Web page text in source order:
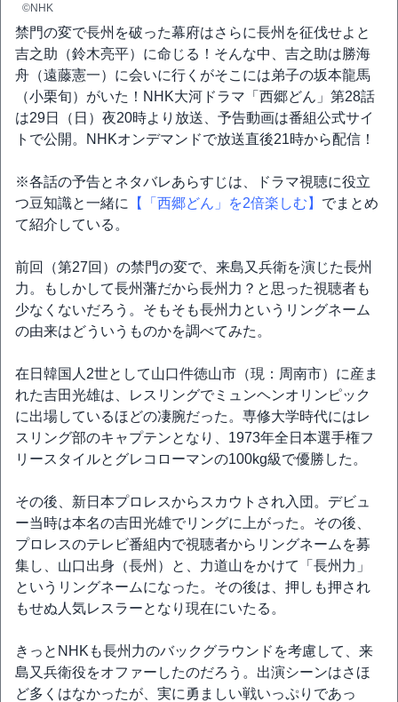
©NHK
禁門の変で長州を破った幕府はさらに長州を征伐せよと
吉之助（鈴木亮平）に命じる！そんな中、吉之助は勝海
舟（遠藤憲一）に会いに行くがそこには弟子の坂本龍馬
（小栗旬）がいた！NHK大河ドラマ「西郷どん」第28話
は29日（日）夜20時より放送、予告動画は番組公式サイ
トで公開。NHKオンデマンドで放送直後21時から配信！
※各話の予告とネタバレあらすじは、ドラマ視聴に役立
つ豆知識と一緒に
【「西郷どん」を2倍楽しむ】 でまとめ
て紹介している。
前回（第27回）の禁門の変で、来島又兵衛を演じた長州
力。もしかして長州藩だから長州力？と思った視聴者も
少なくないだろう。そもそも長州力というリングネーム
の由来はどういうものかを調べてみた。
在日韓国人2世として山口件徳山市（現：周南市）に産ま
れた吉田光雄は、レスリングでミュンヘンオリンピック
に出場しているほどの凄腕だった。専修大学時代にはレ
スリング部のキャプテンとなり、1973年全日本選手権フ
リースタイルとグレコローマンの100kg級で優勝した。
その後、新日本プロレスからスカウトされ入団。デビュ
ー当時は本名の吉田光雄でリングに上がった。その後、
プロレスのテレビ番組内で視聴者からリングネームを募
集し、山口出身（長州）と、力道山をかけて「長州力」
というリングネームになった。その後は、押しも押され
もせぬ人気レスラーとなり現在にいたる。
きっとNHKも長州力のバックグラウンドを考慮して、来
島又兵衛役をオファーしたのだろう。出演シーンはさほ
ど多くはなかったが、実に勇ましい戦いっぷりであっ